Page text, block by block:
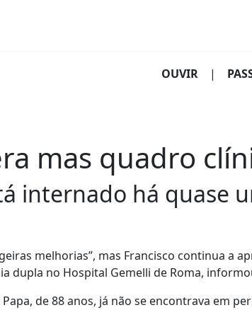
OUVIR |
mas quadro
internado há quase
melhorias”, mas Francisco continua a
dupla no Hospital Gemelli de Roma,
de 88 anos, já não se encontrava em